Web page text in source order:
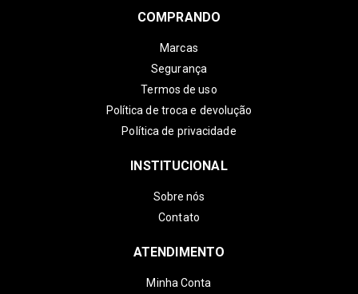
COMPRANDO
Marcas
Segurança
Termos de uso
Política de troca e devolução
Política de privacidade
INSTITUCIONAL
Sobre nós
Contato
ATENDIMENTO
Minha Conta